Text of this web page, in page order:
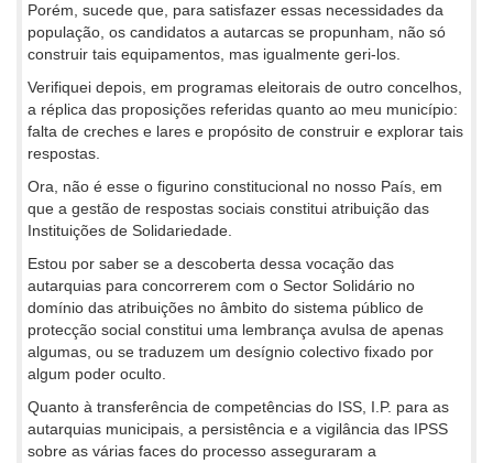
Porém, sucede que, para satisfazer essas necessidades da
população, os candidatos a autarcas se propunham, não só
construir tais equipamentos, mas igualmente geri-los.
Verifiquei depois, em programas eleitorais de outro concelhos,
a réplica das proposições referidas quanto ao meu município:
falta de creches e lares e propósito de construir e explorar tais
respostas.
Ora, não é esse o figurino constitucional no nosso País, em
que a gestão de respostas sociais constitui atribuição das
Instituições de Solidariedade.
Estou por saber se a descoberta dessa vocação das
autarquias para concorrerem com o Sector Solidário no
domínio das atribuições no âmbito do sistema público de
protecção social constitui uma lembrança avulsa de apenas
algumas, ou se traduzem um desígnio colectivo fixado por
algum poder oculto.
Quanto à transferência de competências do ISS, I.P. para as
autarquias municipais, a persistência e a vigilância das IPSS
sobre as várias faces do processo asseguraram a